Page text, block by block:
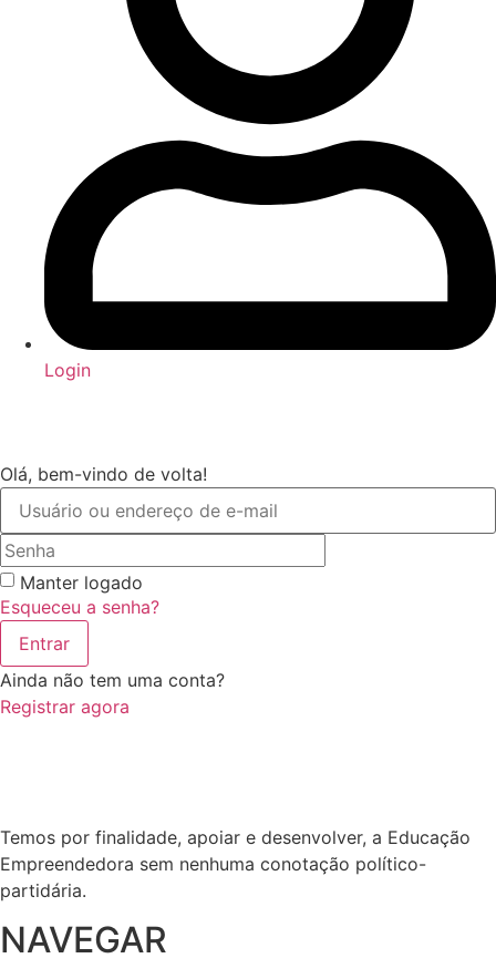
Login
Olá, bem-vindo de volta!
Manter logado
Esqueceu a senha?
Entrar
Ainda não tem uma conta?
Registrar agora
Temos por finalidade, apoiar e desenvolver, a Educação
Empreendedora sem nenhuma conotação político-
partidária.
NAVEGAR